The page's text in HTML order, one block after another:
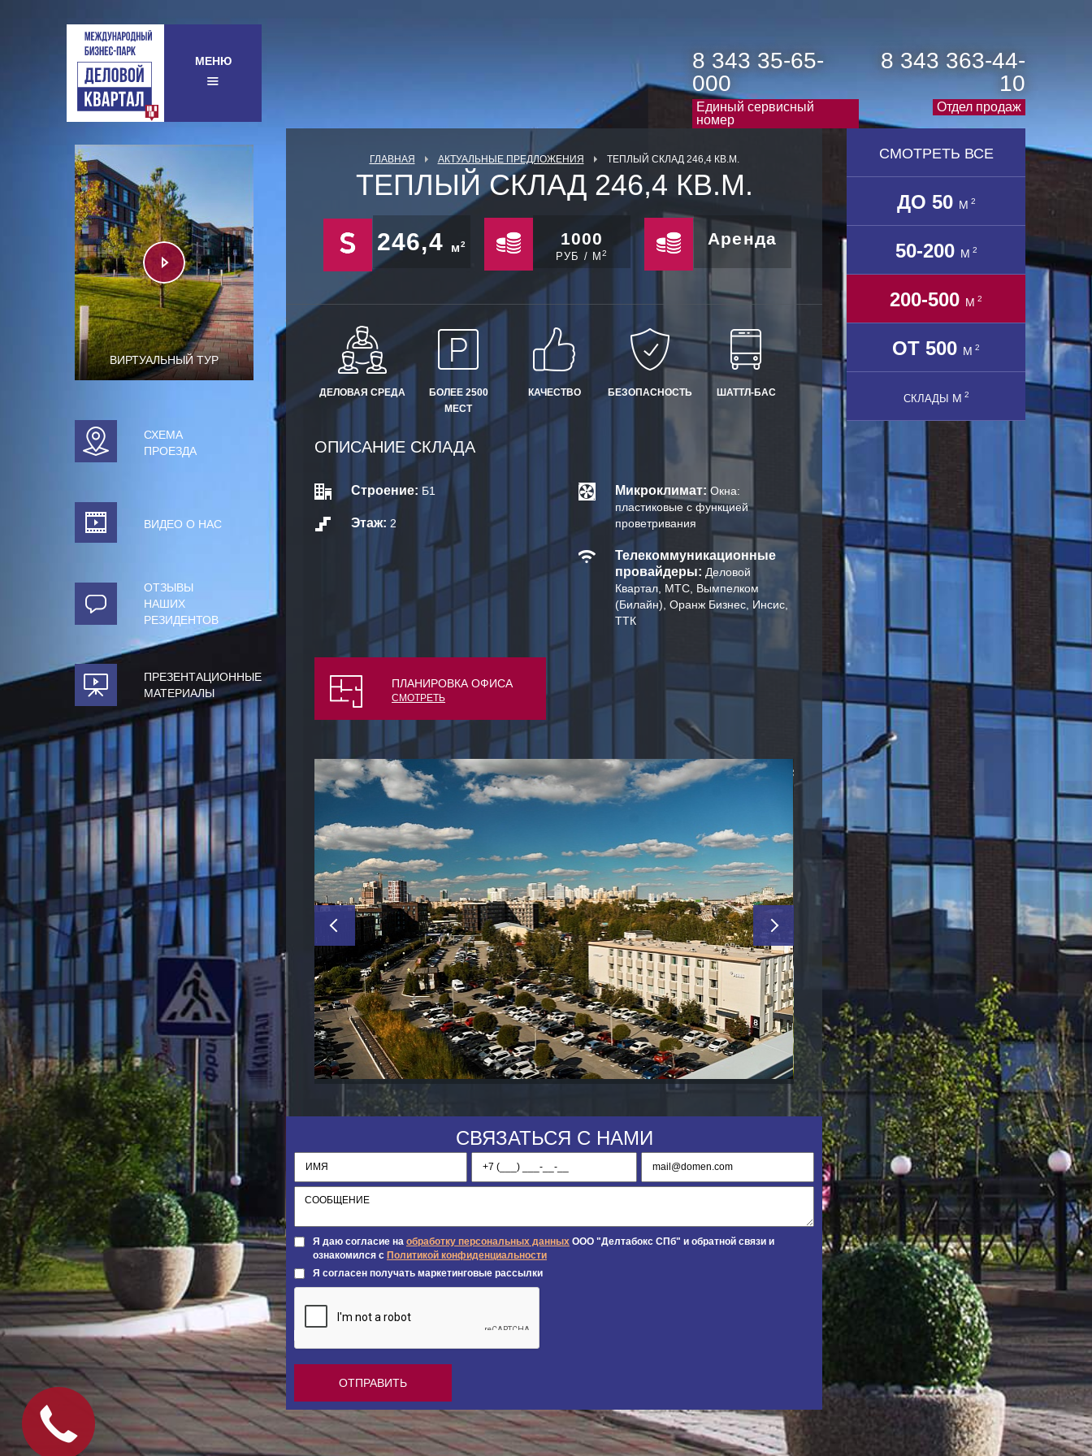
МЕНЮ
8 343 35-65-
000
Единый сервисный
номер
8 343 363-44-
10
Отдел продаж
ВИРТУАЛЬНЫЙ ТУР
СХЕМА
ПРОЕЗДА
ВИДЕО О НАС
ОТЗЫВЫ
НАШИХ
РЕЗИДЕНТОВ
ПРЕЗЕНТАЦИОННЫЕ
МАТЕРИАЛЫ
СМОТРЕТЬ ВСЕ
ДО 50 М 2
50-200 М 2
200-500 М 2
ОТ 500 М 2
СКЛАДЫ М 2
ГЛАВНАЯ АКТУАЛЬНЫЕ ПРЕДЛОЖЕНИЯ ТЕПЛЫЙ СКЛАД 246,4 КВ.М.
ТЕПЛЫЙ СКЛАД 246,4 КВ.М.
246,4 м2 1000
РУБ / М2
Аренда
ДЕЛОВАЯ СРЕДА
БОЛЕЕ 2500
МЕСТ
КАЧЕСТВО БЕЗОПАСНОСТЬ ШАТТЛ-БАС
ОПИСАНИЕ СКЛАДА
Строение: Б1
Этаж: 2
Микроклимат: Окна:
пластиковые с функцией
проветривания
Телекоммуникационные
провайдеры: Деловой
Квартал, МТС, Вымпелком
(Билайн), Оранж Бизнес, Инсис,
ТТК
ПЛАНИРОВКА ОФИСА
СМОТРЕТЬ
СВЯЗАТЬСЯ С НАМИ
Я даю согласие на обработку персональных данных ООО "Делтабокс СПб" и обратной связи и
ознакомился с Политикой конфиденциальности
Я согласен получать маркетинговые рассылки